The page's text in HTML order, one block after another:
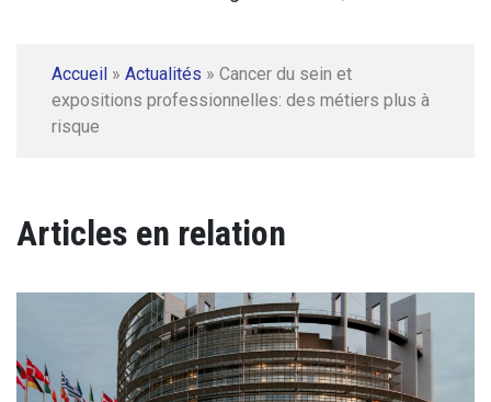
Accueil » Actualités » Cancer du sein et
expositions professionnelles: des métiers plus à
risque
Articles en relation